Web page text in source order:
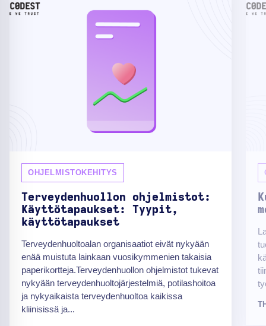
OHJELMISTOKEHITYS
Terveydenhuollon ohjelmistot:
Käyttötapaukset: Tyypit,
käyttötapaukset
Terveydenhuoltoalan organisaatiot eivät nykyään
enää muistuta lainkaan vuosikymmenien takaisia
paperikortteja.Terveydenhuollon ohjelmistot tukevat
nykyään terveydenhuoltojärjestelmiä, potilashoitoa
ja nykyaikaista terveydenhuoltoa kaikissa
kliinisissä ja...